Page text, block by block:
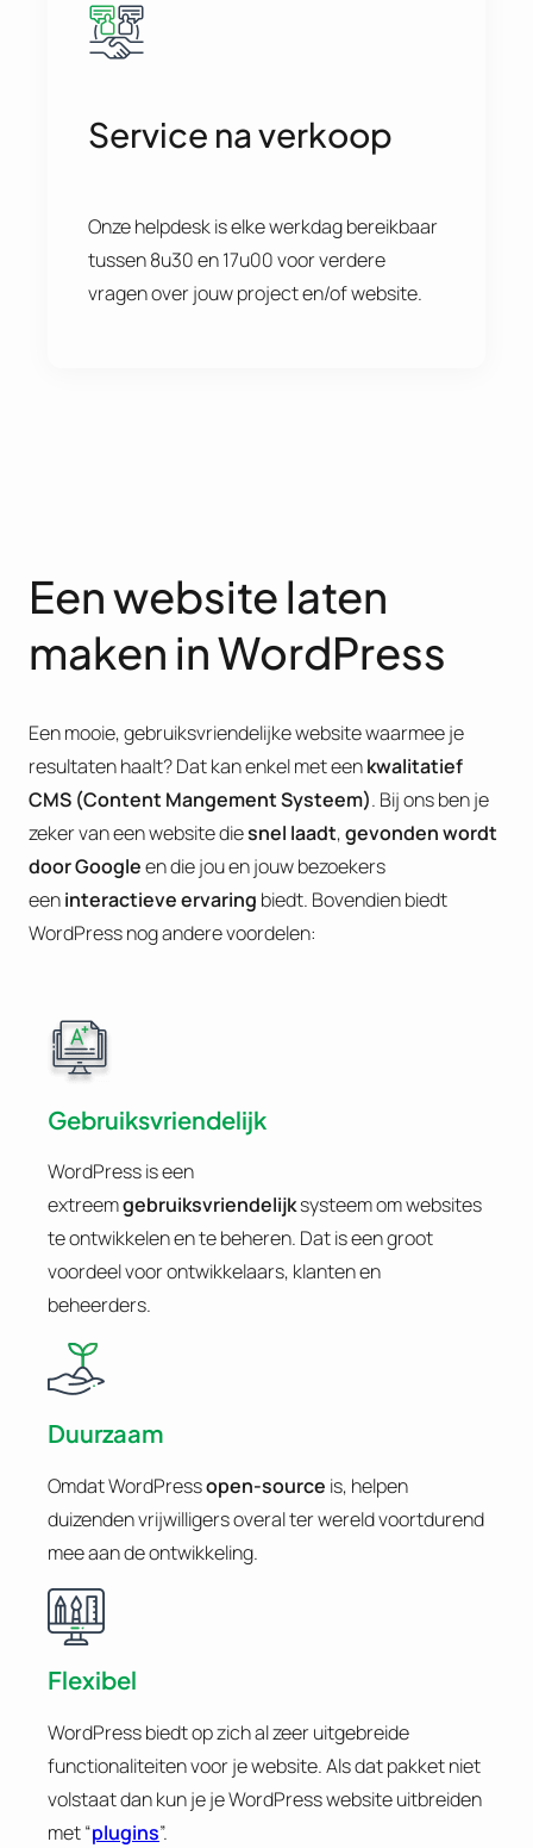
Service na verkoop
Onze helpdesk is elke werkdag bereikbaar
tussen 8u30 en 17u00 voor verdere
vragen over jouw project en/of website.
Een website laten
maken in WordPress
Een mooie, gebruiksvriendelijke website waarmee je
resultaten haalt? Dat kan enkel met eenkwalitatief
CMS (Content Mangement Systeem). Bij ons ben je
zeker van een website diesnel laadt,gevonden wordt
door Googleen die jou en jouw bezoekers
eeninteractieve ervaring biedt. Bovendien biedt
WordPress nog andere voordelen:
Gebruiksvriendelijk
WordPress is een
extreemgebruiksvriendelijksysteem om websites
te ontwikkelen en te beheren. Dat is een groot
voordeel voor ontwikkelaars, klanten en
beheerders.
Duurzaam
Omdat WordPressopen-source is, helpen
duizenden vrijwilligers overal ter wereld voortdurend
mee aan de ontwikkeling.
Flexibel
WordPress biedt op zich al zeer uitgebreide
functionaliteiten voor je website. Als dat pakket niet
volstaat dan kun je je WordPress website uitbreiden
met “plugins”.